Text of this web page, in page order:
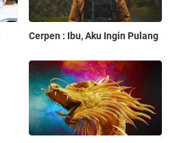
Cerpen : Ibu, Aku Ingin Pulang